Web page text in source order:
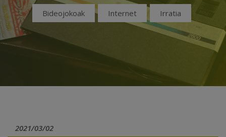
Bideojokoak Internet Irratia
2021/03/02